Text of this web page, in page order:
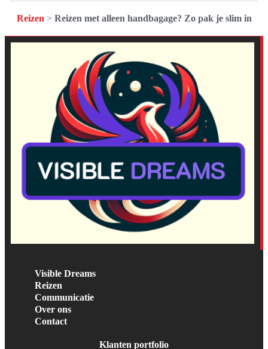
Reizen > Reizen met alleen handbagage? Zo pak je slim in
Visible Dreams
Reizen
Communicatie
Over ons
Contact
Klanten portfolio